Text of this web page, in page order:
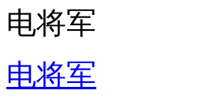
电将军
电将军